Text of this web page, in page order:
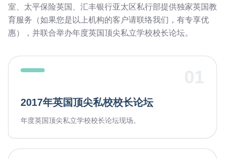
室、太平保险英国、汇丰银行亚太区私行部提供独家英国教
育服务（如果您是以上机构的客户请联络我们，有专享优
惠），并联合举办年度英国顶尖私立学校校长论坛。
2017年英国顶尖私校校长论坛
年度英国顶尖私立学校校长论坛现场。